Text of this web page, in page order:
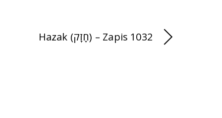
Hazak (חָזָק) – Zapis 1032